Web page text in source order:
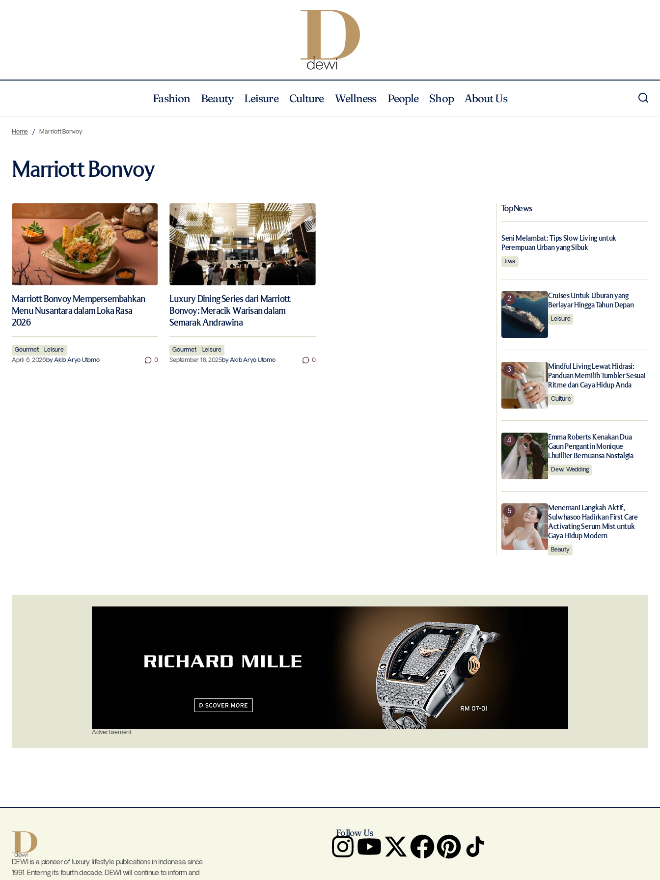
Fashion Beauty Leisure Culture Wellness People Shop About Us
Home Marriott Bonvoy
Marriott Bonvoy
Marriott Bonvoy Mempersembahkan
Menu Nusantara dalam Loka Rasa
2026
Gourmet
Leisure
April 6, 2026byAkib Aryo Utomo 0
Luxury Dining Series dari Marriott
Bonvoy: Meracik Warisan dalam
Semarak Andrawina
Gourmet
Leisure
September 18, 2025byAkib Aryo Utomo 0
Top News
Seni Melambat: Tips Slow Living untuk
Perempuan Urban yang Sibuk
Jiwa
Cruises Untuk Liburan yang
Berlayar Hingga Tahun Depan
Leisure
Mindful Living Lewat Hidrasi:
Panduan Memilih Tumbler Sesuai
Ritme dan Gaya Hidup Anda
Culture
Emma Roberts Kenakan Dua
Gaun Pengantin Monique
Lhuillier Bernuansa Nostalgia
Dewi Wedding
Menemani Langkah Aktif,
Sulwhasoo Hadirkan First Care
Activating Serum Mist untuk
Gaya Hidup Modern
Beauty
Advertisement
DEWI is a pioneer of luxury lifestyle publications in Indonesia since
1991. Entering its fourth decade, DEWI will continue to inform and
Follow Us